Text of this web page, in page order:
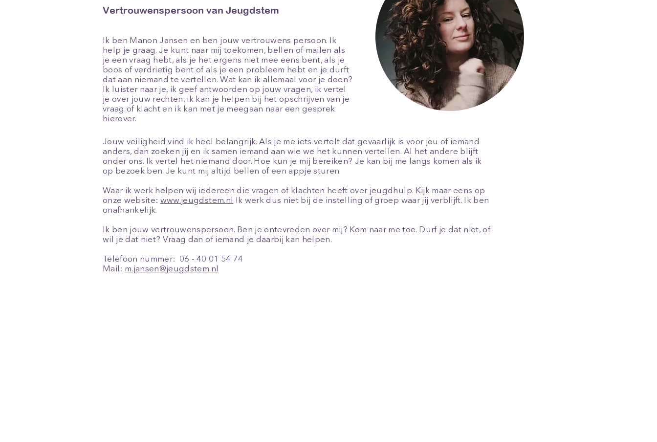
Vertrouwenspersoon van Jeugdstem
Ik ben Manon Jansen en ben jouw vertrouwens persoon. Ik
help je graag. Je kunt naar mij toekomen, bellen of mailen als
je een vraag hebt, als je het ergens niet mee eens bent, als je
boos of verdrietig bent of als je een probleem hebt en je durft
dat aan niemand te vertellen. Wat kan ik allemaal voor je doen?
Ik luister naar je, ik geef antwoorden op jouw vragen, ik vertel
je over jouw rechten, ik kan je helpen bij het opschrijven van je
vraag of klacht en ik kan met je meegaan naar een gesprek
hierover.
Jouw veiligheid vind ik heel belangrijk. Als je me iets vertelt dat gevaarlijk is voor jou of iemand
anders, dan zoeken jij en ik samen iemand aan wie we het kunnen vertellen. Al het andere blijft
onder ons. Ik vertel het niemand door. Hoe kun je mij bereiken? Je kan bij me langs komen als ik
op bezoek ben. Je kunt mij altijd bellen of een appje sturen.
Waar ik werk helpen wij iedereen die vragen of klachten heeft over jeugdhulp. Kijk maar eens op
onze website: www.jeugdstem.nl
Ik werk dus niet bij de instelling of groep waar jij verblijft. Ik ben
onafhankelijk.
Ik ben jouw vertrouwenspersoon. Ben je ontevreden over mij? Kom naar me toe. Durf je dat niet, of
wil je dat niet? Vraag dan of iemand je daarbij kan helpen.
Telefoon nummer: 06 - 40 01 54 74
Mail: m.jansen@jeugdstem.nl